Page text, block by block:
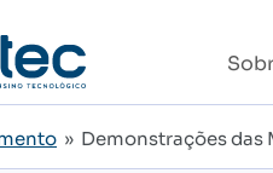
» Demonstrações das